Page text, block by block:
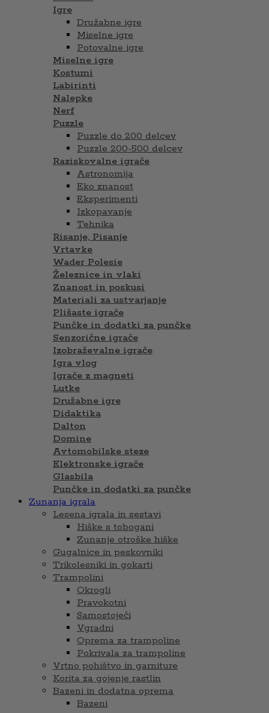
Igre
Družabne igre
Miselne igre
Potovalne igre
Miselne igre
Kostumi
Labirinti
Nalepke
Nerf
Puzzle
Puzzle do 200 delcev
Puzzle 200-500 delcev
Raziskovalne igrače
Astronomija
Eko znanost
Eksperimenti
Izkopavanje
Tehnika
Risanje, Pisanje
Vrtavke
Wader Polesie
Železnice in vlaki
Znanost in poskusi
Materiali za ustvarjanje
Plišaste igrače
Punčke in dodatki za punčke
Senzorične igrače
Izobraževalne igrače
Igra vlog
Igrače z magneti
Lutke
Družabne igre
Didaktika
Dalton
Domine
Avtomobilske steze
Elektronske igrače
Glasbila
Punčke in dodatki za punčke
Zunanja igrala
Lesena igrala in sestavi
Hiške s tobogani
Zunanje otroške hiške
Gugalnice in peskovniki
Trikolesniki in gokarti
Trampolini
Okrogli
Pravokotni
Samostoječi
Vgradni
Oprema za trampoline
Pokrivala za trampoline
Vrtno pohištvo in garniture
Korita za gojenje rastlin
Bazeni in dodatna oprema
Bazeni